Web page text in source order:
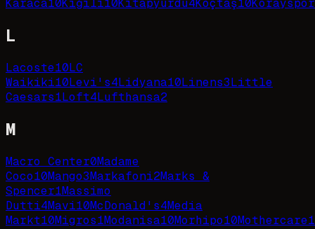
Karaca10Kiğılı10Kitapyurdu4Koçtaş10Korayspor
L
Lacoste10LC
Waikiki10Levi's4Lidyana10Linens3Little
Caesars1Loft4Lufthansa2
M
Macro Center0Madame
Coco10Mango3Markafoni2Marks &
Spencer1Massimo
Dutti4Mavi10McDonald's4Media
Markt10Migros1Modanisa10Morhipo10Mothercare1